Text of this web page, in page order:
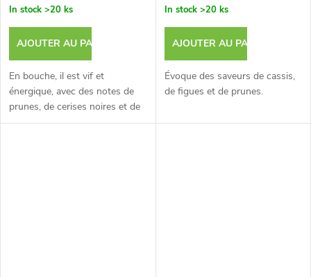
In stock >20 ks
AJOUTER AU PANIER
En bouche, il est vif et
énergique, avec des notes de
prunes, de cerises noires et de
fruits rouges.
In stock >20 ks
AJOUTER AU PANIER
Évoque des saveurs de cassis,
de figues et de prunes.